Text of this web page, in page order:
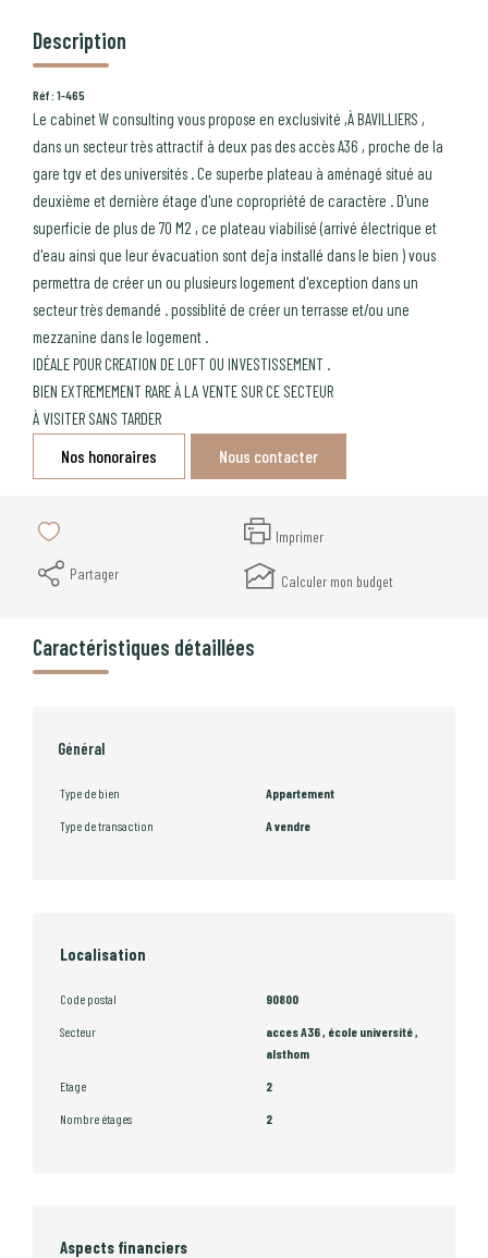
Description
Réf : 1-465
Le cabinet W consulting vous propose en exclusivité ,À BAVILLIERS ,
dans un secteur très attractif à deux pas des accès A36 , proche de la
gare tgv et des universités . Ce superbe plateau à aménagé situé au
deuxième et dernière étage d'une copropriété de caractère . D'une
superficie de plus de 70 M2 , ce plateau viabilisé (arrivé électrique et
d'eau ainsi que leur évacuation sont deja installé dans le bien ) vous
permettra de créer un ou plusieurs logement d'exception dans un
secteur très demandé . possiblité de créer un terrasse et/ou une
mezzanine dans le logement .
IDÉALE POUR CREATION DE LOFT OU INVESTISSEMENT .
BIEN EXTREMEMENT RARE À LA VENTE SUR CE SECTEUR
À VISITER SANS TARDER
Nos honoraires Nous contacter
Imprimer
Partager
Calculer mon budget
Caractéristiques détaillées
Général
Type de bien Appartement
Type de transaction A vendre
Localisation
Code postal 90800
Secteur
acces A36 , école université ,
alsthom
Etage 2
Nombre étages 2
Aspects financiers